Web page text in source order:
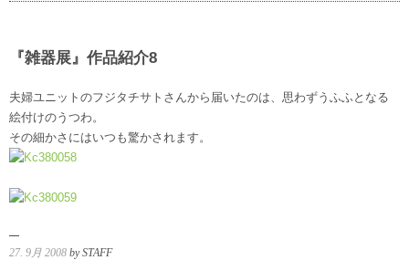
器
品
『雑器展』作品紹介8
夫婦ユニットのフジタチサトさんから届いたのは、思わずうふふとなる
絵付けのうつわ。
その細かさにはいつも驚かされます。
27. 9月 2008 by STAFF